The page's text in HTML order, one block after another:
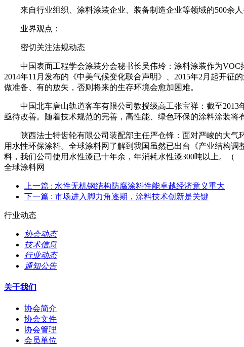
来自行业组织、涂料涂装企业、装备制造企业等领域的500余人
业界观点：
密切关注法规动态
中国表面工程学会涂装分会秘书长吴伟玲：涂料涂装作为VOC
2014年11月发布的《中美气候变化联合声明》、2015年2月起开
做准备、有的放矢，否则将来的生存环境会愈加困难。
中国北车唐山轨道客车有限公司教授级高工张宝祥：截至2013
亟待改善。随着技术规范的完善，高性能、绿色环保的涂料涂装将
陕西法士特齿轮有限公司装配部主任严仓锋：面对严峻的大气
用水性环保涂料。全球涂料网了解到我国虽然已出台《产业结构
料，我们公司使用水性漆已十年余，年消耗水性漆300吨以上。（
全球涂料网
上一篇 : 水性无机钢结构防腐涂料性能卓越经济意义重大
下一篇 : 市场进入脚力角逐期，涂料技术创新是关键
行业动态
协会动态
技术信息
行业动态
通知公告
关于我们
协会简介
协会文件
协会管理
会员单位